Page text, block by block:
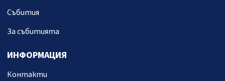
Събития
За събитията
ИНФОРМАЦИЯ
Контакти